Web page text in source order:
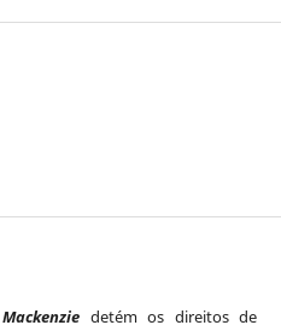
detém os direitos de